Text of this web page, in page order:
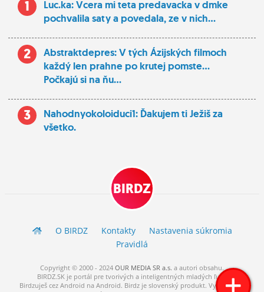
1
Luc.ka: Vcera mi teta predavacka v dmke
pochvalila saty a povedala, ze v nich...
2
Abstraktdepres: V tých Ázijských filmoch
každý len prahne po krutej pomste...
Počkajú si na ňu...
3
Nahodnyokoloiduci1: Ďakujem ti Ježiš za
všetko.
BIRDZ
O BIRDZ Kontakty
Nastavenia súkromia
Pravidlá
Copyright © 2000 - 2024 OUR MEDIA SR a.s. a autori obsahu.
BIRDZ.SK je portál pre tvorivých a inteligentných mladých ľudí.
Birdzuješ cez Android na Android. Birdz je slovenský produkt. Vytvorené s